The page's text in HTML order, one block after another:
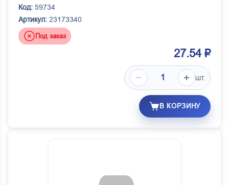
Код: 59734
Артикул: 23173340
Под заказ
27.54 ₽
шт.
В КОРЗИНУ